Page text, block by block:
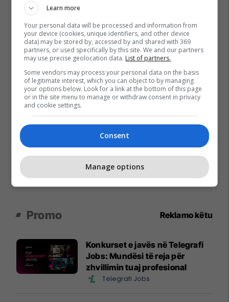
Promo Reklamo këtu
Konkurset e javës në Telegrafi
Jobs: Mundësi të reja për
zhvillimin tuaj profesional
Telegrafi Jobs
Learn more
Your personal data will be processed and information from
your device (cookies, unique identifiers, and other device
data) may be stored by, accessed by and shared with 369
partners, or used specifically by this site. We and our partners
may use precise geolocation data. List of partners.
Some vendors may process your personal data on the basis
of legitimate interest, which you can object to by managing
your options below. Look for a link at the bottom of this page
or in the site menu to manage or withdraw consent in privacy
and cookie settings.
Consent
Manage options